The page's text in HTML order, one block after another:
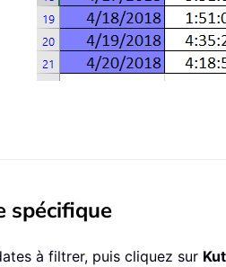
spécifique
à filtrer, puis cliquez sur